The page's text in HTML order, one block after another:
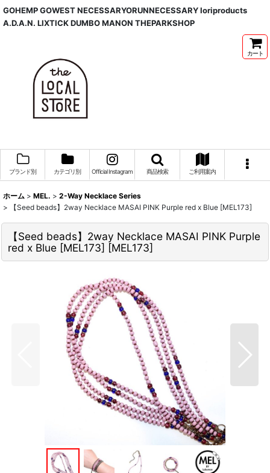
GOHEMP GOWEST NECESSARYORUNNECESSARY Ioriproducts
A.D.A.N. LIXTICK DUMBO MANON THEPARKSHOP
カート
ブランド別 カテゴリ別 Official Instagram 商品検索 ご利用案内
ホーム > MEL. > 2-Way Necklace Series
>
【Seed beads】2way Necklace MASAI PINK Purple red x Blue [MEL173]
【Seed beads】2way Necklace MASAI PINK Purple
red x Blue [MEL173] [MEL173]